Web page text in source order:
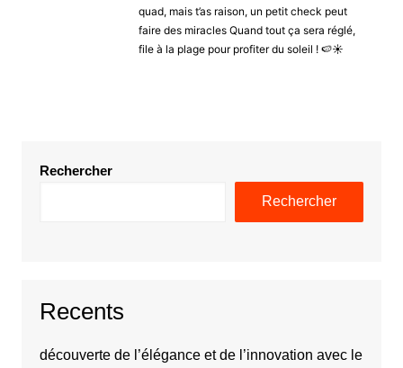
quad, mais t’as raison, un petit check peut
faire des miracles Quand tout ça sera réglé,
file à la plage pour profiter du soleil ! 🍉☀️
Rechercher
Rechercher
Recents
découverte de l’élégance et de l’innovation avec le